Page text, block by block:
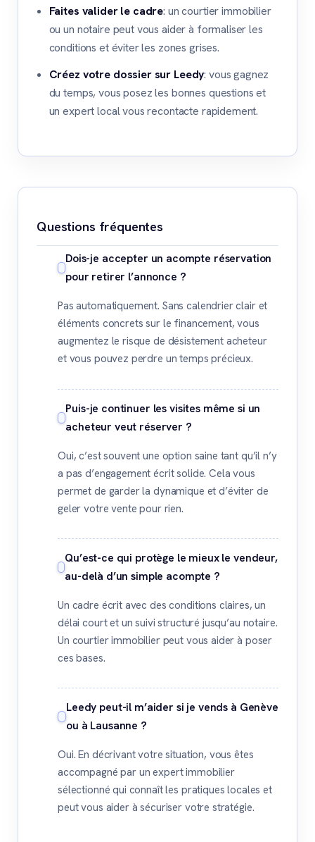
Faites valider le cadre: un courtier immobilier
ou un notaire peut vous aider à formaliser les
conditions et éviter les zones grises.
Créez votre dossier sur Leedy: vous gagnez
du temps, vous posez les bonnes questions et
un expert local vous recontacte rapidement.
Questions fréquentes
Dois-je accepter un acompte réservation
pour retirer l’annonce ?
Pas automatiquement. Sans calendrier clair et
éléments concrets sur le financement, vous
augmentez le risque de désistement acheteur
et vous pouvez perdre un temps précieux.
Puis-je continuer les visites même si un
acheteur veut réserver ?
Oui, c’est souvent une option saine tant qu’il n’y
a pas d’engagement écrit solide. Cela vous
permet de garder la dynamique et d’éviter de
geler votre vente pour rien.
Qu’est-ce qui protège le mieux le vendeur,
au-delà d’un simple acompte ?
Un cadre écrit avec des conditions claires, un
délai court et un suivi structuré jusqu’au notaire.
Un courtier immobilier peut vous aider à poser
ces bases.
Leedy peut-il m’aider si je vends à Genève
ou à Lausanne ?
Oui. En décrivant votre situation, vous êtes
accompagné par un expert immobilier
sélectionné qui connaît les pratiques locales et
peut vous aider à sécuriser votre stratégie.